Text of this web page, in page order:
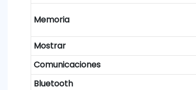
Memoria
Mostrar
Comunicaciones
Bluetooth